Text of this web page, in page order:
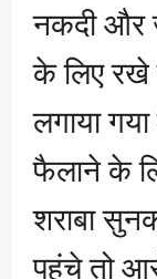
नकदी और
के लिए रखे
लगाया
फैलाने के
शराबा
पहुंचे तो